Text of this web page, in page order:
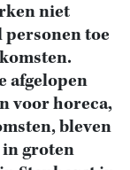
niet
toe
afgelopen
voor horeca,
bleven
in groten